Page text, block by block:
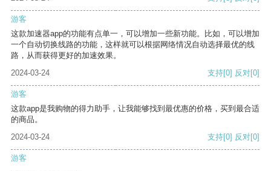
游客
这款加速器app的功能有点单一，可以增加一些新功能。比如，可以增加
一个自动切换线路的功能，这样就可以根据网络情况自动选择最优的线
路，从而获得更好的加速效果。
2024-03-24
支持[0] 反对[0]
游客
这款app是我购物的得力助手，让我能够找到最优惠的价格，买到最合适
的商品。
2024-03-24
支持[0] 反对[0]
游客